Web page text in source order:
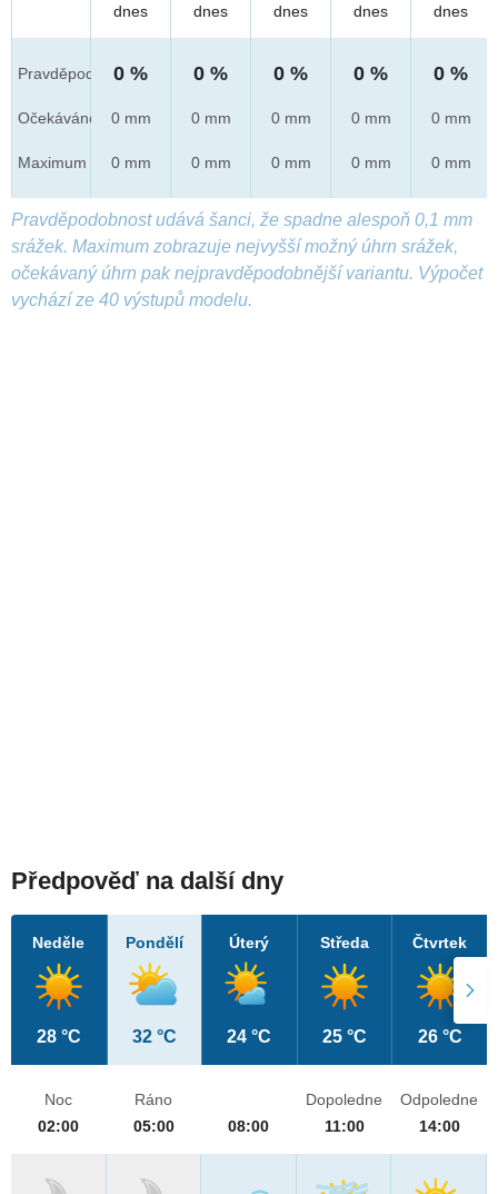
Pravděpod.
Očekáváno
Maximum
dnes
0 %
0 mm
0 mm
dnes
0 %
0 mm
0 mm
dnes
0 %
0 mm
0 mm
dnes
0 %
0 mm
0 mm
dnes
0 %
0 mm
0 mm
Pravděpodobnost udává šanci, že spadne alespoň 0,1 mm
srážek. Maximum zobrazuje nejvyšší možný úhrn srážek,
očekávaný úhrn pak nejpravděpodobnější variantu. Výpočet
vychází ze 40 výstupů modelu.
Předpověď na další dny
Neděle
28 °C
Pondělí
32 °C
Úterý
24 °C
Středa
25 °C
Čtvrtek
26 °C
Noc
02:00
Ráno
05:00
08:00
Dopoledne
11:00
Odpoledne
14:00